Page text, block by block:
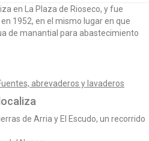
i
o
n
en La Plaza de Rioseco, y fue
1952, en el mismo lugar en que
de manantial para abastecimiento
abrevaderos y lavaderos
de Arria y El Escudo, un recorrido